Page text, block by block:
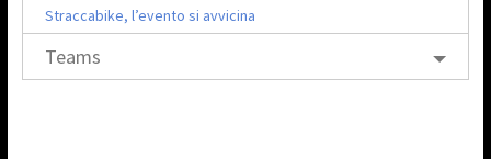
Straccabike, l’evento si avvicina
Teams